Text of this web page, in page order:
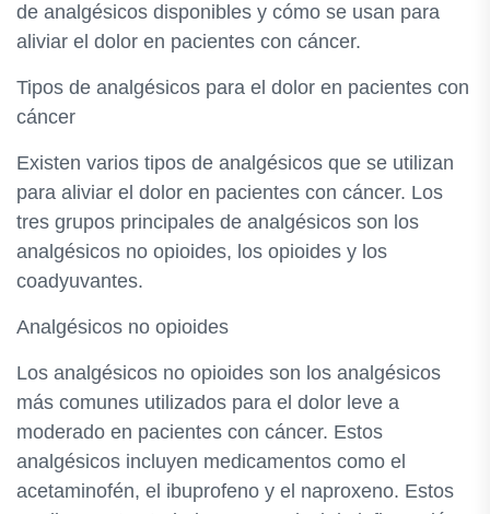
de analgésicos disponibles y cómo se usan para
aliviar el dolor en pacientes con cáncer.
Tipos de analgésicos para el dolor en pacientes con
cáncer
Existen varios tipos de analgésicos que se utilizan
para aliviar el dolor en pacientes con cáncer. Los
tres grupos principales de analgésicos son los
analgésicos no opioides, los opioides y los
coadyuvantes.
Analgésicos no opioides
Los analgésicos no opioides son los analgésicos
más comunes utilizados para el dolor leve a
moderado en pacientes con cáncer. Estos
analgésicos incluyen medicamentos como el
acetaminofén, el ibuprofeno y el naproxeno. Estos